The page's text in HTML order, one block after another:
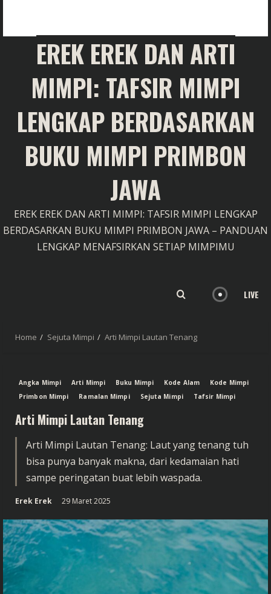
EREK EREK DAN ARTI
MIMPI: TAFSIR MIMPI
LENGKAP BERDASARKAN
BUKU MIMPI PRIMBON
JAWA
EREK EREK DAN ARTI MIMPI: TAFSIR MIMPI LENGKAP
BERDASARKAN BUKU MIMPI PRIMBON JAWA – PANDUAN
LENGKAP MENAFSIRKAN SETIAP MIMPIMU
LIVE
Home Sejuta Mimpi Arti Mimpi Lautan Tenang
Angka Mimpi Arti Mimpi Buku Mimpi Kode Alam
Kode Mimpi
Primbon Mimpi
Ramalan Mimpi Sejuta Mimpi Tafsir Mimpi
Arti Mimpi Lautan Tenang
Arti Mimpi Lautan Tenang: Laut yang tenang tuh
bisa punya banyak makna, dari kedamaian hati
sampe peringatan buat lebih waspada.
Erek Erek 29 Maret 2025